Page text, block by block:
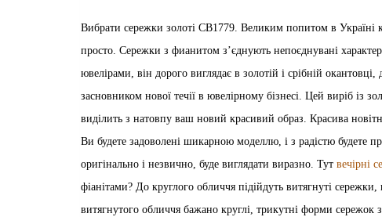
Вибрати сережки золоті СВ1779. Великим попитом в Україні
просто. Сережки з фианитом з’єднують непоєднувані
ювелірами, він дорого виглядає в золотій і срібній
засновником нової течії в ювелірному бізнесі. Цей виріб із
виділить з натовпу ваш новий красивий образ. Красива
Ви будете задоволені шикарною моделлю, і з радістю будете
оригінально і незвично, буде виглядати виразно. Тут вечірні
фіанітами? До круглого обличчя підійдуть витягнуті
витягнутого обличчя бажано круглі, трикутні форми сережок